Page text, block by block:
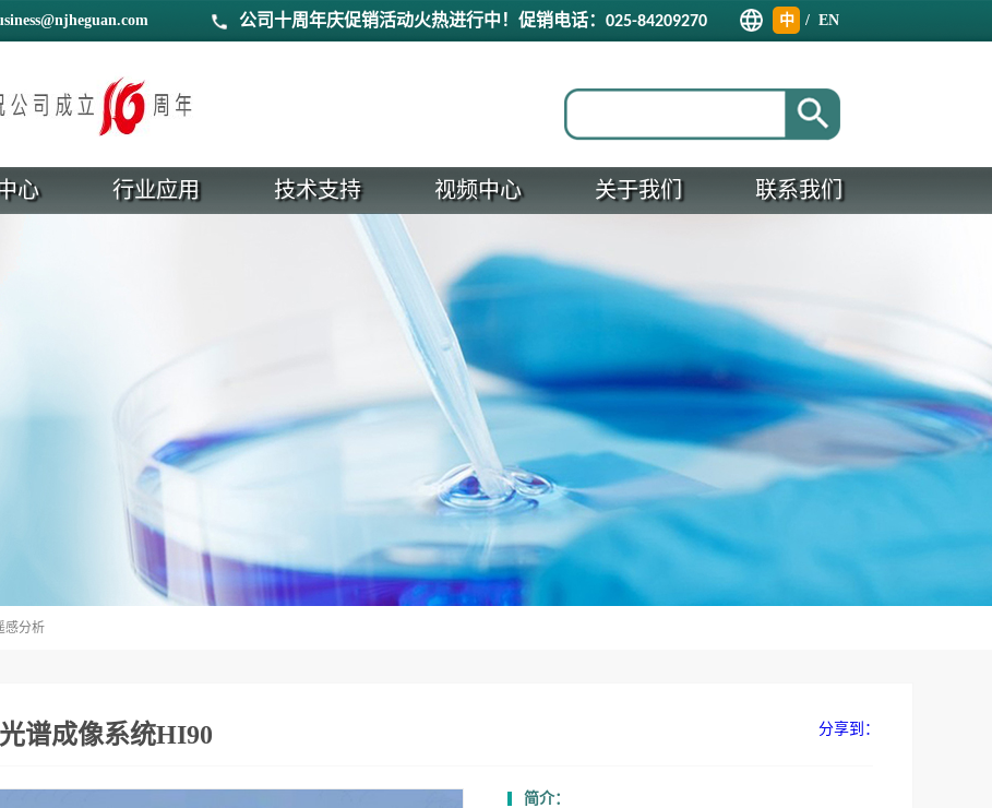
中
/ EN
公司十周年庆促销活动火热进行中！促销电话： 025-84209270
心 行业应用 技术支持 视频中心 关于我们 联系我们
感分析
谱成像系统HI90 分享到：
简介：